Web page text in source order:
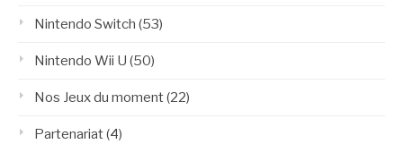
Nintendo Switch (53)
Nintendo Wii U (50)
Nos Jeux du moment(22)
Partenariat(4)